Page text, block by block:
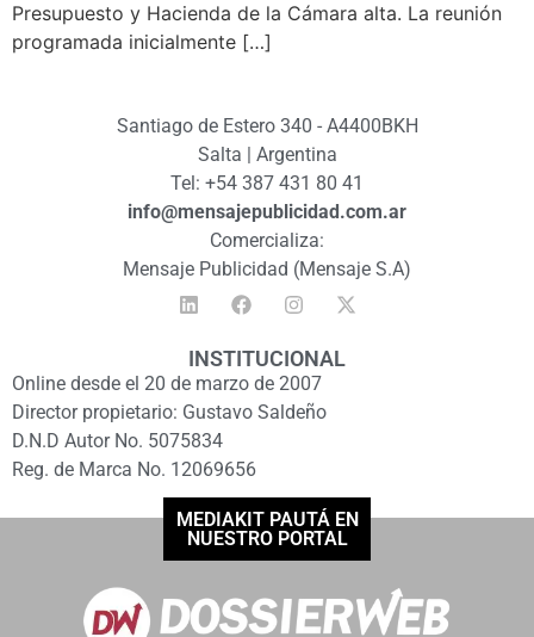
Presupuesto y Hacienda de la Cámara alta. La reunión
programada inicialmente […]
Santiago de Estero 340 - A4400BKH
Salta | Argentina
Tel: +54 387 431 80 41
info@mensajepublicidad.com.ar
Comercializa:
Mensaje Publicidad (Mensaje S.A)
INSTITUCIONAL
Online desde el 20 de marzo de 2007
Director propietario: Gustavo Saldeño
D.N.D Autor No. 5075834
Reg. de Marca No. 12069656
MEDIAKIT PAUTÁ EN
NUESTRO PORTAL